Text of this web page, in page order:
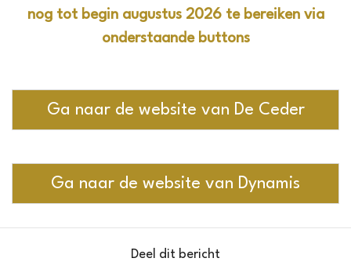
nog tot begin augustus 2026 te bereiken via
onderstaande buttons
Ga naar de website van De Ceder
Ga naar de website van Dynamis
Deel dit bericht